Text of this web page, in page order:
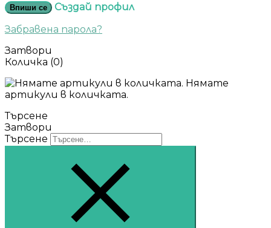
Впиши се
Създай профил
Забравена парола?
Затвори
Количка (0)
Нямате
артикули в количката.
Търсене
Затвори
Търсене